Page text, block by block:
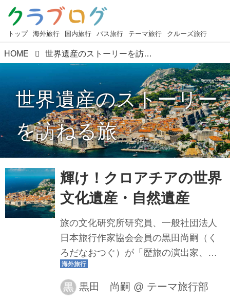
トップ 海外旅行 国内旅行 バス旅行 テーマ旅行 クルーズ旅行
HOME 世界遺産のストーリーを訪ねる旅
世界遺産のストーリー
を訪ねる旅
輝け！クロアチアの世界
文化遺産・自然遺産
旅の文化研究所研究員、一般社団法人
日本旅行作家協会会員の黒田尚嗣（く
ろだなおつぐ）が「歴旅の演出家、旅
する世界遺産の語り部」としてクロア
チアの旅について熱く語ります。
黒 黒田 尚嗣 @ テーマ旅行部